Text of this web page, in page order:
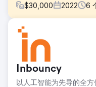
$30,000 2022 6
挑战
Adobe 向我们提出了具
套全面的战略，旨在增
关键词性能并推动跨多个
Inbouncy
以人工智能为先导的全